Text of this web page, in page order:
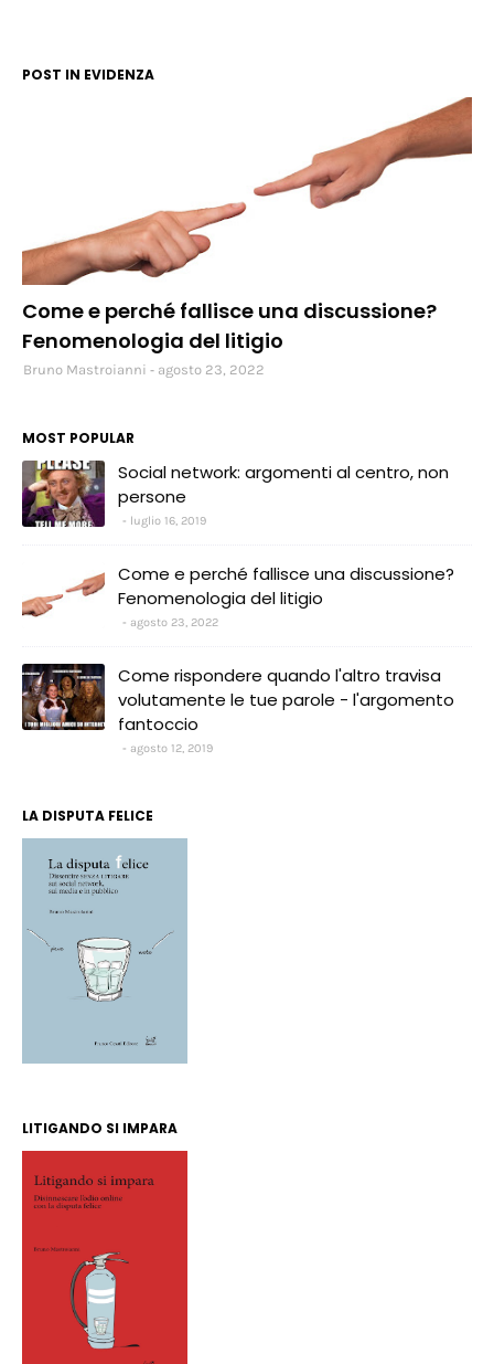
POST IN EVIDENZA
Come e perché fallisce una discussione?
Fenomenologia del litigio
Bruno Mastroianni agosto 23, 2022
MOST POPULAR
Social network: argomenti al centro, non
persone
luglio 16, 2019
Come e perché fallisce una discussione?
Fenomenologia del litigio
agosto 23, 2022
Come rispondere quando l'altro travisa
volutamente le tue parole - l'argomento
fantoccio
agosto 12, 2019
LA DISPUTA FELICE
LITIGANDO SI IMPARA